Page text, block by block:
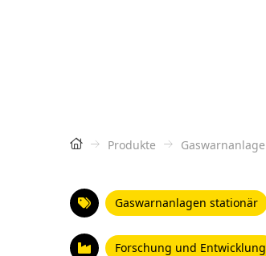
Produkte
Gaswarnanlagen stationär
Forschung und Entwicklung